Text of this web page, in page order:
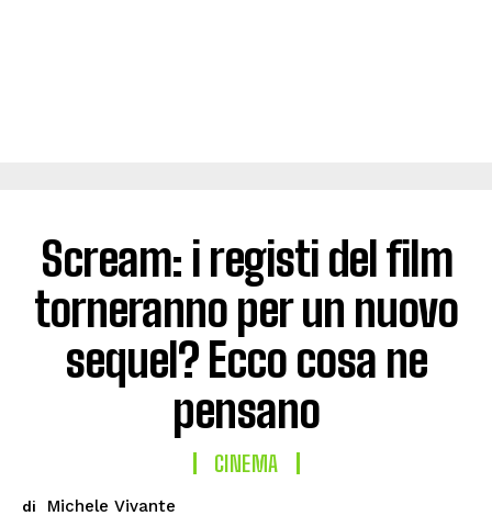
Scream: i registi del film
torneranno per un nuovo
sequel? Ecco cosa ne
pensano
CINEMA
di Michele Vivante